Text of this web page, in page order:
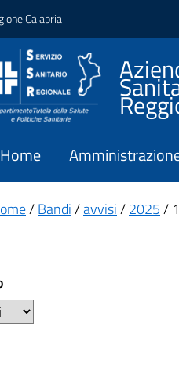
Calabria
Home
/Bandi/avvisi/2025/